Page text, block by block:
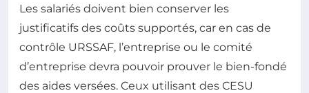
Les salariés doivent bien conserver les
justificatifs des coûts supportés, car en cas de
contrôle URSSAF, l’entreprise ou le comité
d’entreprise devra pouvoir prouver le bien-fondé
des aides versées. Ceux utilisant des CESU